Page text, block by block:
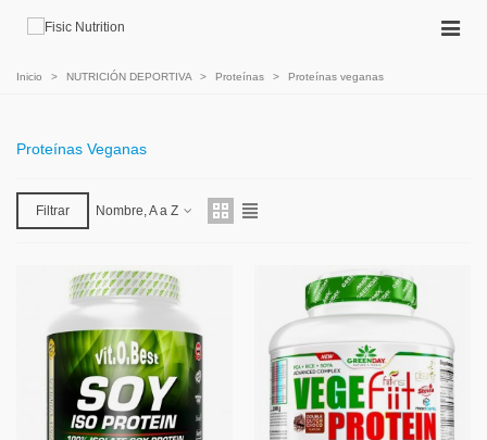
Inicio > NUTRICIÓN DEPORTIVA > Proteínas > Proteínas veganas
Proteínas Veganas
Filtrar Nombre, A a Z